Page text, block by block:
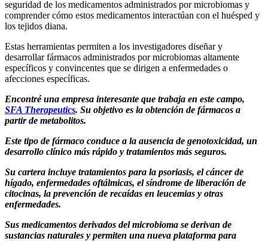
seguridad de los medicamentos administrados por microbiomas y
comprender cómo estos medicamentos interactúan con el huésped y
los tejidos diana.
Estas herramientas permiten a los investigadores diseñar y
desarrollar fármacos administrados por microbiomas altamente
específicos y convincentes que se dirigen a enfermedades o
afecciones específicas.
Encontré una empresa interesante que trabaja en este campo,
SFA Therapeutics. Su objetivo es la obtención de fármacos a
partir de metabolitos.
Este tipo de fármaco conduce a la ausencia de genotoxicidad, un
desarrollo clínico más rápido y tratamientos más seguros.
Su cartera incluye tratamientos para la psoriasis, el cáncer de
hígado, enfermedades oftálmicas, el síndrome de liberación de
citocinas, la prevención de recaídas en leucemias y otras
enfermedades.
Sus medicamentos derivados del microbioma se derivan de
sustancias naturales y permiten una nueva plataforma para